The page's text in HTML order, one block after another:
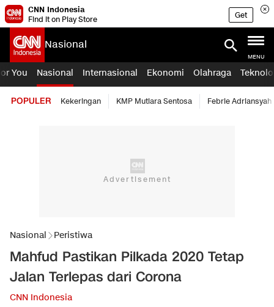
CNN Indonesia
Find it on Play Store
Get
Nasional
MENU
You Nasional Internasional Ekonomi Olahraga
POPULER Kekeringan KMP Mutiara Sentosa Febrie Adriansyah
Nasional Peristiwa
Mahfud Pastikan Pilkada 2020 Tetap
Jalan Terlepas dari Corona
CNN Indonesia